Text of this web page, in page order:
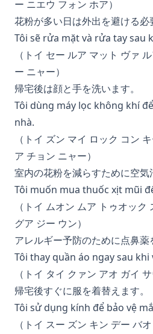
ー ニエウ フォン ホア）
花粉が多い日は外出を避ける必
Tôi sẽ rửa mặt và rửa tay sau
（トイ セー ルア マット ヴァ
ー ニャー）
帰宅後は顔と手を洗います。
Tôi dùng máy lọc không khí
nhà.
（トイ ズン マイ ロック コン
ア チョン ニャー）
室内の花粉を減らすために空気
Tôi muốn mua thuốc xịt mũi
（トイ ムオン ムア トゥオッ
グア ジー ウン）
アレルギー予防のために点鼻薬
Tôi thay quần áo ngay sau khi
（トイ タイ クァン アオ ガイ
帰宅後すぐに服を着替えます。
Tôi sử dụng kính để bảo vệ
（トイ スー ズン キン デー バ